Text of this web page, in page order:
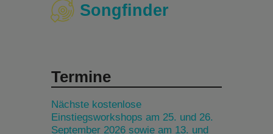
Songfinder
Termine
Nächste kostenlose
Einstiegsworkshops am 25. und 26.
September 2026 sowie am 13. und